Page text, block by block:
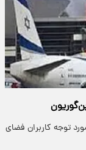
توجه کاربران فضای